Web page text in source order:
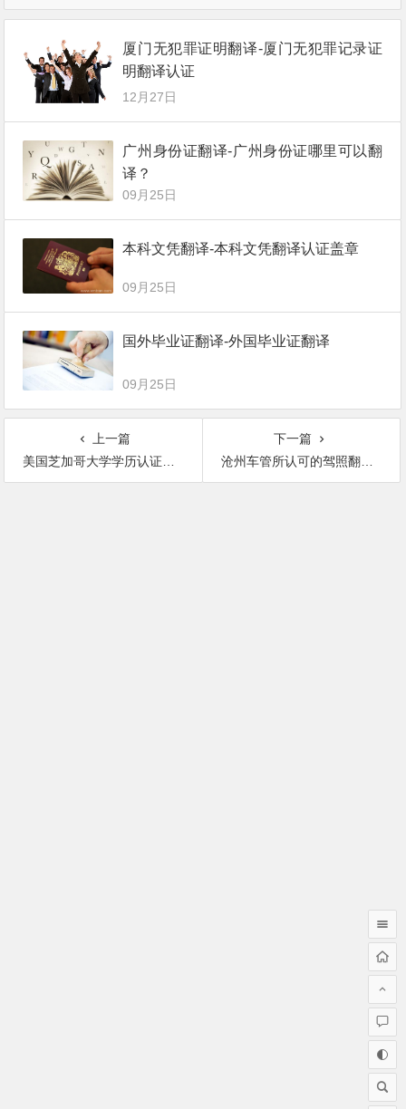
厦门无犯罪证明翻译-厦门无犯罪记录证
明翻译认证
12月27日
广州身份证翻译-广州身份证哪里可以翻
译？
09月25日
本科文凭翻译-本科文凭翻译认证盖章
09月25日
国外毕业证翻译-外国毕业证翻译
09月25日
上一篇
美国芝加哥大学学历认证翻译需要准备什么-美国芝加哥大学学历认证翻译-芝加哥大学学位证翻译-芝加哥大学成绩单翻译
下一篇
沧州车管所认可的驾照翻译公司-沧州有资质的驾照公司